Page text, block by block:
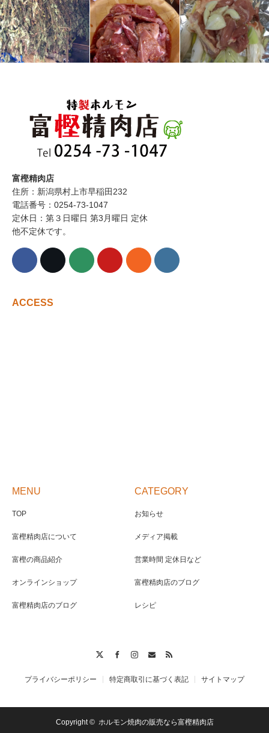
富樫精肉店
住所：新潟県村上市早稲田232
電話番号：0254-73-1047
定休日：第３日曜日 第3月曜日 定休
他不定休です。
ACCESS
MENU
TOP
富樫精肉店について
富樫の商品紹介
オンラインショップ
富樫精肉店のブログ
CATEGORY
お知らせ
メディア掲載
営業時間 定休日など
富樫精肉店のブログ
レシピ
RSS
プライバシーポリシー 特定商取引に基づく表記 サイトマップ
Copyright © ホルモン焼肉の販売なら富樫精肉店